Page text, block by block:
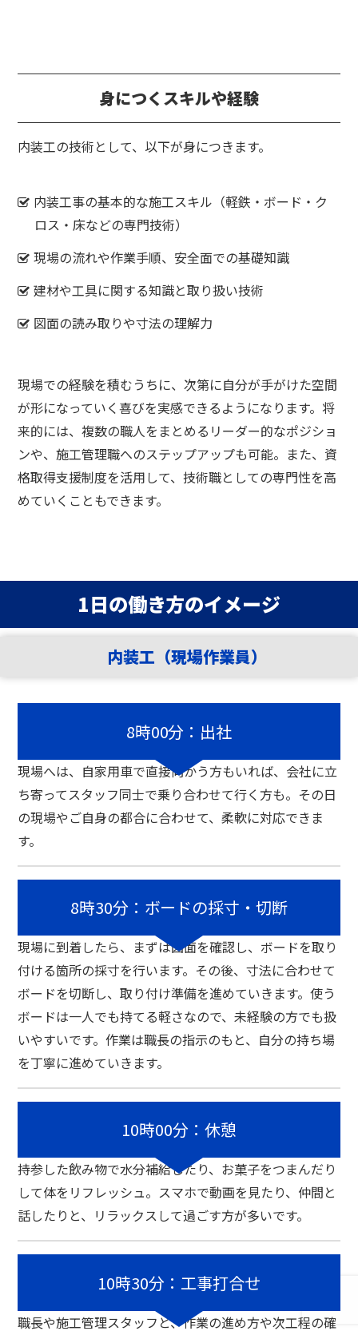
身につくスキルや経験
内装工の技術として、以下が身につきます。
内装工事の基本的な施工スキル （軽鉄・ボード・ク
ロス・床などの専門技術）
現場の流れや作業手順、安全面での基礎知識
建材や工具に関する知識と取り扱い技術
図面の読み取りや寸法の理解力
現場での経験を積むうちに、次第に自分が手がけた空間
が形になっていく喜びを実感できるようになります。将
来的には、複数の職人をまとめるリーダー的なポジショ
ンや、施工管理職へのステップアップも可能。 また、資
格取得支援制度を活用して、技術職としての専門性を高
めていくこともできます。
1日の働き方のイメージ
内装工（現場作業員）
8時00分：出社
現場へは、自家用車で直接向かう方もいれば、会社に立
ち寄ってスタッフ同士で乗り合わせて行く方も。 その日
の現場やご自身の都合に合わせて、柔軟に対応できま
す。
8時30分：ボードの採寸・切断
現場に到着したら、まずは図面を確認し、ボードを取り
付ける箇所の採寸を行います。 その後、寸法に合わせて
ボードを切断し、取り付け準備を進めていきます。使う
ボードは一人でも持てる軽さなので、未経験の方でも扱
いやすいです。作業は職長の指示のもと、自分の持ち場
を丁寧に進めていきます。
10時00分：休憩
持参した飲み物で水分補給したり、お菓子をつまんだり
して体をリフレッシュ。 スマホで動画を見たり、仲間と
話したりと、リラックスして過ごす方が多いです。
10時30分：工事打合せ
職長や施工管理スタッフと、作業の進め方や次工程の確